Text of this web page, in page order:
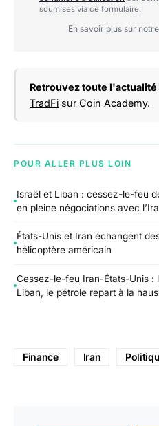
soumises via ce formulaire.
En savoir plus sur
Retrouvez toute l'actualité
TradFi sur Coin Academy.
POUR ALLER PLUS LOIN
Israël et Liban : cessez-le-feu
en pleine négociations avec
États-Unis et Iran échangent
hélicoptère américain
Cessez-le-feu Iran-États-Unis :
Liban, le pétrole repart à la
Finance Iran